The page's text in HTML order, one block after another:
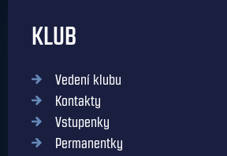
KLUB
Vedení klubu
Kontakty
Vstupenky
Permanentky